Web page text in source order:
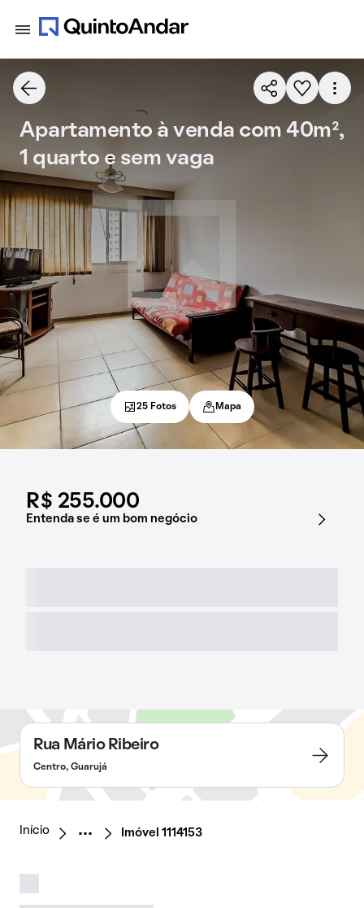
R$ 255.000
Entenda se é um bom negócio
Apartamento à venda com 40m²,
1 quarto e sem vaga
25 Fotos Mapa
Rua Mário Ribeiro
Centro, Guarujá
Início Imóvel 1114153